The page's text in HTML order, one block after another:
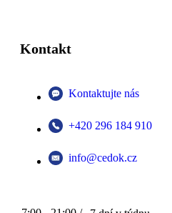
Kontakt
Kontaktujte nás
+420 296 184 910
info@cedok.cz